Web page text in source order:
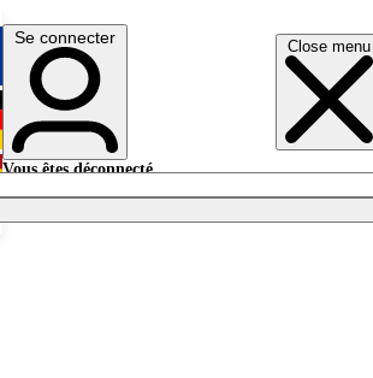
Close menu
English
Deutsch
Se connecter
Vous êtes déconnecté.